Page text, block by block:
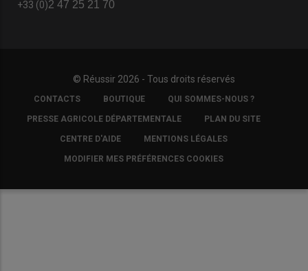
+33 (0)2 47 25 21 70
© Réussir 2026 - Tous droits réservés
FOOTER
COPYRIGHT
CONTACTS BOUTIQUE QUI SOMMES-NOUS ?
PRESSE AGRICOLE DÉPARTEMENTALE PLAN DU SITE
CENTRE D'AIDE MENTIONS LÉGALES
MODIFIER MES PRÉFÉRENCES COOKIES